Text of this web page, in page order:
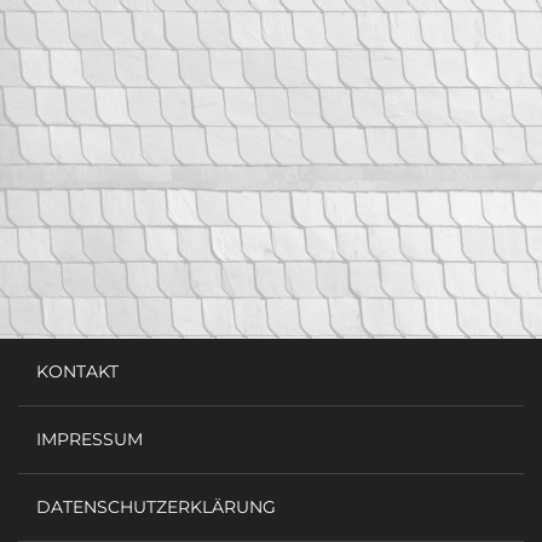
KONTAKT
IMPRESSUM
DATENSCHUTZERKLÄRUNG